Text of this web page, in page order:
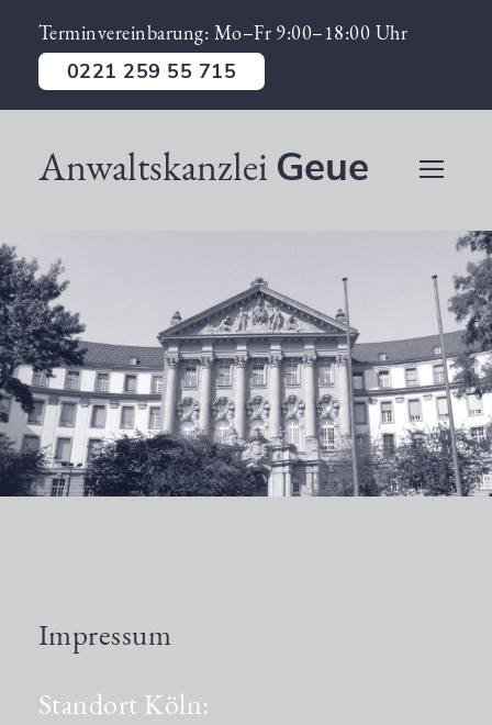
Terminvereinbarung: Mo–Fr 9:00–18:00 Uhr
0221 259 55 715
Anwaltskanzlei Geue
Impressum
Standort Köln: